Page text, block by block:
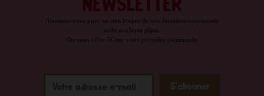
Abonnez-vous pour ne rien louper de nos dernières nouveautés
et de nos bons plans.
On vous offre 5€ sur votre première commande